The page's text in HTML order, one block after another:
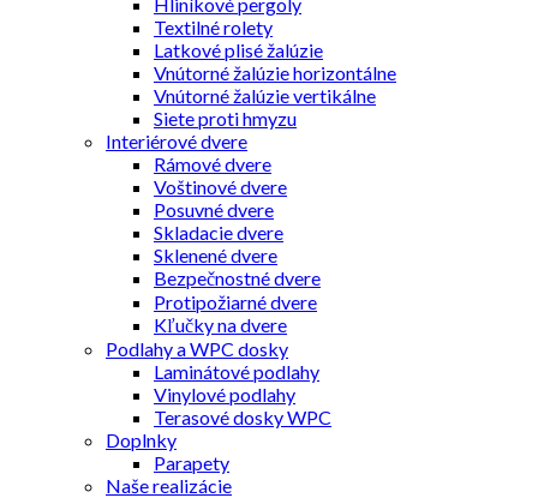
Textilné rolety
Latkové plisé žalúzie
Vnútorné žalúzie horizontálne
Vnútorné žalúzie vertikálne
Siete proti hmyzu
Interiérové dvere
Rámové dvere
Voštinové dvere
Posuvné dvere
Skladacie dvere
Sklenené dvere
Bezpečnostné dvere
Protipožiarné dvere
Kľučky na dvere
Podlahy a WPC dosky
Laminátové podlahy
Vinylové podlahy
Terasové dosky WPC
Doplnky
Parapety
Naše realizácie